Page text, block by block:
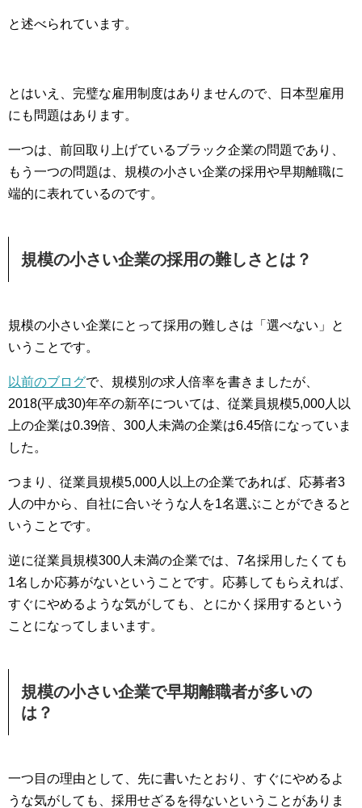
と述べられています。
とはいえ、完璧な雇用制度はありませんので、日本型雇用
にも問題はあります。
一つは、前回取り上げているブラック企業の問題であり、
もう一つの問題は、規模の小さい企業の採用や早期離職に
端的に表れているのです。
規模の小さい企業の採用の難しさとは？
規模の小さい企業にとって採用の難しさは「選べない」と
いうことです。
以前のブログで、規模別の求人倍率を書きましたが、
2018(平成30)年卒の新卒については、従業員規模5,000人以
上の企業は0.39倍、300人未満の企業は6.45倍になっていま
した。
つまり、従業員規模5,000人以上の企業であれば、応募者3
人の中から、自社に合いそうな人を1名選ぶことができると
いうことです。
逆に従業員規模300人未満の企業では、7名採用したくても
1名しか応募がないということです。応募してもらえれば、
すぐにやめるような気がしても、とにかく採用するという
ことになってしまいます。
規模の小さい企業で早期離職者が多いの
は？
一つ目の理由として、先に書いたとおり、すぐにやめるよ
うな気がしても、採用せざるを得ないということがありま